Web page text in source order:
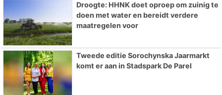
Droogte: HHNK doet oproep om zuinig te
doen met water en bereidt verdere
maatregelen voor
Tweede editie Sorochynska Jaarmarkt
komt er aan in Stadspark De Parel